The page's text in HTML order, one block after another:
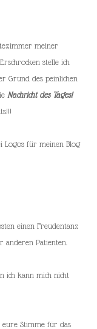
meiner
stelle ich
Grund des peinlichen
Nachricht des Tages!
Logos für meinen Blog
einen Freudentanz
anderen Patienten.
ich kann mich nicht
Stimme für das